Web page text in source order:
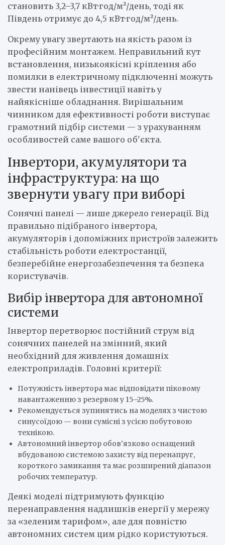
становить 3,2–3,7 кВт·год/м²/день, тоді як
Південь отримує до 4,5 кВт·год/м²/день.
Окрему увагу звертають на якість разом із
професійним монтажем. Неправильний кут
встановлення, низькоякісні кріплення або
помилки в електричному підключенні можуть
звести нанівець інвестиції навіть у
найякісніше обладнання. Вирішальним
чинником для ефективності роботи виступає
грамотний підбір системи — з урахуванням
особливостей саме вашого об'єкта.
Інвертори, акумулятори та
інфраструктура: на що
звернути увагу при виборі
Сонячні панелі — лише джерело генерації. Від
правильно підібраного інвертора,
акумуляторів і допоміжних пристроїв залежить
стабільність роботи електростанції,
безперебійне енергозабезпечення та безпека
користувачів.
Вибір інвертора для автономної
системи
Інвертор перетворює постійний струм від
сонячних панелей на змінний, який
необхідний для живлення домашніх
електроприладів. Головні критерії:
Потужність інвертора має відповідати піковому
навантаженню з резервом у 15–25%.
Рекомендується зупинятись на моделях з чистою
синусоїдою — вони сумісні з усією побутовою
технікою.
Автономний інвертор обов'язково оснащений
вбудованою системою захисту від перенапруг,
короткого замикання та має розширений діапазон
робочих температур.
Деякі моделі підтримують функцію
перенаправлення надлишків енергії у мережу
за «зеленим тарифом», але для повністю
автономних систем цим рідко користуються.